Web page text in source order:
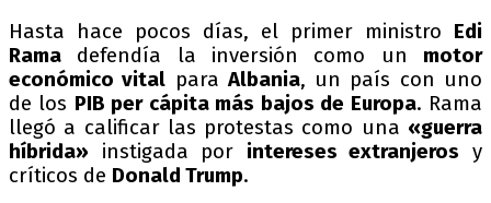
Hasta hace pocos días, el primer ministro Edi
Rama defendía la inversión como un motor
económico vital paraAlbania, un país con uno
de los PIB per cápita más bajos de Europa. Rama
llegó a calificar las protestas como una «guerra
híbrida» instigada por intereses extranjeros y
críticos de Donald Trump.